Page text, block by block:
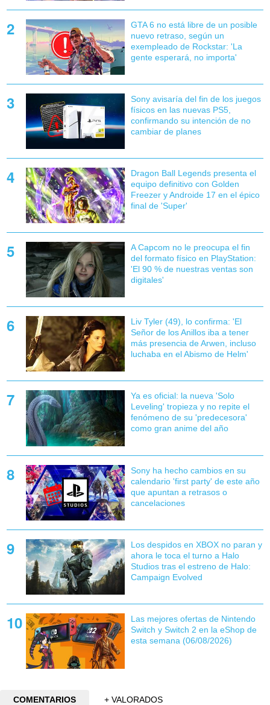
GTA 6 no está libre de un posible
nuevo retraso, según un
exempleado de Rockstar: 'La
gente esperará, no importa'
Sony avisaría del fin de los juegos
físicos en las nuevas PS5,
confirmando su intención de no
cambiar de planes
Dragon Ball Legends presenta el
equipo definitivo con Golden
Freezer y Androide 17 en el épico
final de 'Super'
A Capcom no le preocupa el fin
del formato físico en PlayStation:
'El 90 % de nuestras ventas son
digitales'
Liv Tyler (49), lo confirma: 'El
Señor de los Anillos iba a tener
más presencia de Arwen, incluso
luchaba en el Abismo de Helm'
Ya es oficial: la nueva 'Solo
Leveling' tropieza y no repite el
fenómeno de su 'predecesora'
como gran anime del año
Sony ha hecho cambios en su
calendario 'first party' de este año
que apuntan a retrasos o
cancelaciones
Los despidos en XBOX no paran y
ahora le toca el turno a Halo
Studios tras el estreno de Halo:
Campaign Evolved
Las mejores ofertas de Nintendo
Switch y Switch 2 en la eShop de
esta semana (06/08/2026)
COMENTARIOS
+ VALORADOS